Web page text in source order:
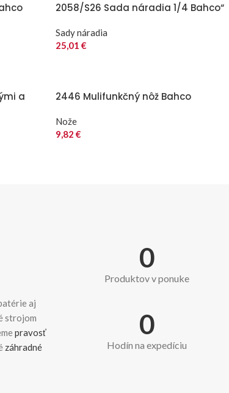
2058/S26 Sada náradia 1/4 Bahco“
Sady náradia
25,01 €
a
2446 Mulifunkčný nôž Bahco
Nože
9,82 €
aj
strojom
pravosť
záhradné
0
Produktov v ponuke
0
Hodín na expedíciu